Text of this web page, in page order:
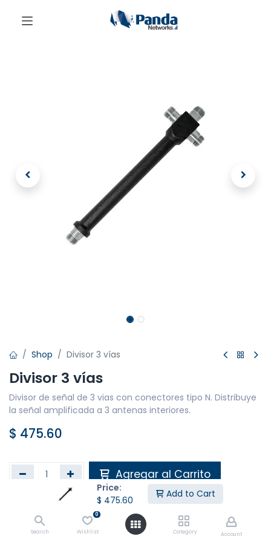
Price:
$ 475.60
Add to Cart
Search
0
Wishlist Category Account
Shop Divisor 3 vías
Divisor 3 vías
Divisor de señal de 3 vias con conectores tipo N. Distribuye
la señal amplificada a 3 antenas interiores.
$ 475.60
Agregar al Carrito
Agregar a la lista de deseos